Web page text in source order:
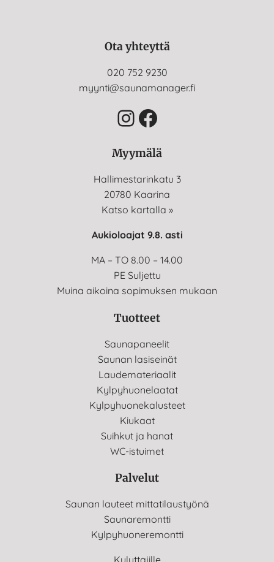
Ota yhteyttä
020 752 9230
myynti@saunamanager.fi
Instagram
Facebook
Myymälä
Hallimestarinkatu 3
20780 Kaarina
Katso kartalla »
Aukioloajat 9.8. asti
MA – TO 8.00 – 14.00
PE Suljettu
Muina aikoina sopimuksen mukaan
Tuotteet
Saunapaneelit
Saunan lasiseinät
Laudemateriaalit
Kylpyhuonelaatat
Kylpyhuonekalusteet
Kiukaat
Suihkut ja hanat
WC-istuimet
Palvelut
Saunan lauteet mittatilaustyönä
Saunaremontti
Kylpyhuoneremontti